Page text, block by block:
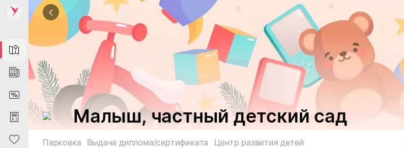
Map
News
DiscountCard
Purchases
Heart
Малыш, частный детский сад
Парковка Выдача диплома/сертификата
Центр развития детей